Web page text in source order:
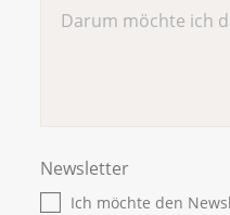
Newsletter
Ich möchte den